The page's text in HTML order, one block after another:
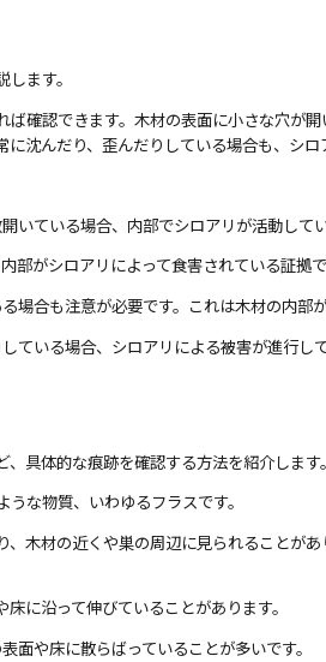
ます。
確認できます。木材の表面に小さな穴が
沈んだり、歪んだりしている場合も、シロ
いている場合、内部でシロアリが活動して
部がシロアリによって食害されている証拠
場合も注意が必要です。これは木材の内部
ている場合、シロアリによる被害が進行し
具体的な痕跡を確認する方法を紹介します。
な物質、いわゆるフラスです。
木材の近くや巣の周辺に見られることが
に沿って伸びていることがあります。
面や床に散らばっていることが多いです。